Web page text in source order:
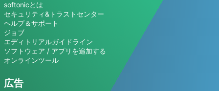
softonicとは
セキュリティ&トラストセンター
ヘルプ＆サポート
ジョブ
エディトリアルガイドライン
ソフトウェア / アプリを追加する
オンラインツール
広告